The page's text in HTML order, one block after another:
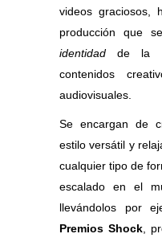
videos graciosos,
producción que
identidad de la
contenidos
audiovisuales.
Se encargan de
estilo versátil y
cualquier tipo de
escalado en el
llevándolos por
Premios Shock ,